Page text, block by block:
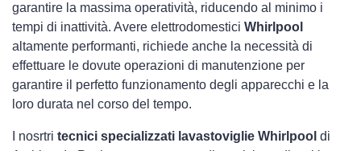
garantire la massima operatività, riducendo al minimo i
tempi di inattività. Avere elettrodomestici Whirlpool
altamente performanti, richiede anche la necessità di
effettuare le dovute operazioni di manutenzione per
garantire il perfetto funzionamento degli apparecchi e la
loro durata nel corso del tempo.
I nosrtri tecnici specializzati lavastoviglie Whirlpool di